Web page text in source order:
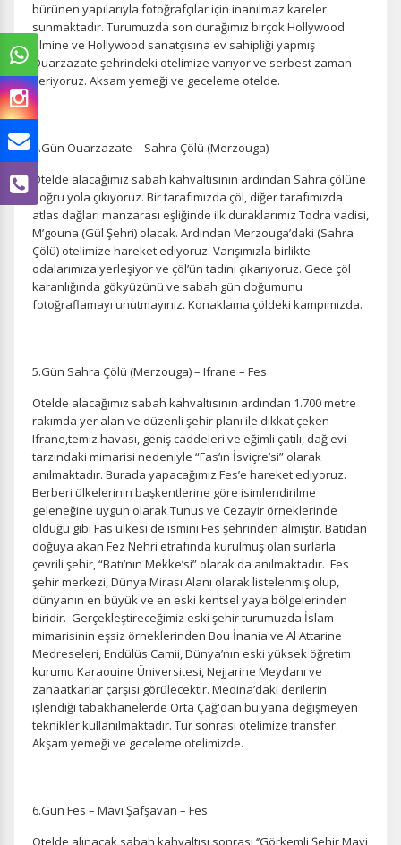
ÇEREZ KULLANIM AYARLARINIZ
Çerez tercihlerinizibelirleyin.
Daha fazla bilgi içinKVKK bilgilendirmemizi,çerez kullanımve
gizlilik koşullarınıinceleyebilirsiniz.
Zorunlu Çerezler HER ZAMAN AKTIF
Oturum yönetimi, güvenlik ve temel site işlevleri için
gereklidir. Bu çerezler olmadan site düzgün çalışmaz ve
bürünen yapılarıyla fotoğrafçılar için inanılmaz kareler
sunmaktadır. Turumuzda son durağımız birçok Hollywood
filmine ve Hollywood sanatçısına ev sahipliği yapmış
Ouarzazate şehrindeki otelimize varıyor ve serbest zaman
veriyoruz. Aksam yemeği ve geceleme otelde.
4.Gün Ouarzazate – Sahra Çölü (Merzouga)
Otelde alacağımız sabah kahvaltısının ardından Sahra çölüne
doğru yola çıkıyoruz. Bir tarafımızda çöl, diğer tarafımızda
atlas dağları manzarası eşliğinde ilk duraklarımız Todra vadisi,
M’gouna (Gül Şehri) olacak. Ardından Merzouga’daki (Sahra
Çölü) otelimize hareket ediyoruz. Varışımızla birlikte
odalarımıza yerleşiyor ve çöl’ün tadını çıkarıyoruz. Gece çöl
karanlığında gökyüzünü ve sabah gün doğumunu
fotoğraflamayı unutmayınız. Konaklama çöldeki kampımızda.
5.Gün Sahra Çölü (Merzouga) – Ifrane – Fes
Otelde alacağımız sabah kahvaltısının ardından 1.700 metre
rakımda yer alan ve düzenli şehir planı ile dikkat çeken
Ifrane,temiz havası, geniş caddeleri ve eğimli çatılı, dağ evi
tarzındaki mimarisi nedeniyle “Fas’ın İsviçre’si” olarak
anılmaktadır. Burada yapacağımız Fes’e hareket ediyoruz.
Berberi ülkelerinin başkentlerine göre isimlendirilme
geleneğine uygun olarak Tunus ve Cezayir örneklerinde
olduğu gibi Fas ülkesi de ismini Fes şehrinden almıştır. Batıdan
doğuya akan Fez Nehri etrafında kurulmuş olan surlarla
çevrili şehir, “Batı’nın Mekke’si” olarak da anılmaktadır. Fes
şehir merkezi, Dünya Mirası Alanı olarak listelenmiş olup,
dünyanın en büyük ve en eski kentsel yaya bölgelerinden
biridir. Gerçekleştireceğimiz eski şehir turumuzda İslam
mimarisinin eşsiz örneklerinden Bou İnania ve Al Attarine
Medreseleri, Endülüs Camii, Dünya’nın eski yüksek öğretim
kurumu Karaouine Üniversitesi, Nejjarine Meydanı ve
zanaatkarlar çarşısı görülecektir. Medina’daki derilerin
işlendiği tabakhanelerde Orta Çağ'dan bu yana değişmeyen
teknikler kullanılmaktadır. Tur sonrası otelimize transfer.
Akşam yemeği ve geceleme otelimizde.
6.Gün Fes – Mavi Şafşavan – Fes
Otelde alınacak sabah kahvaltısı sonrası ‘’Görkemli Şehir Mavi